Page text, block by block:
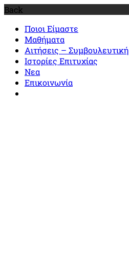
Back
Ποιοι Είμαστε
Μαθήματα
Αιτήσεις – Συμβουλευτική
Ιστορίες Επιτυχίας
Νεα
Επικοινωνία